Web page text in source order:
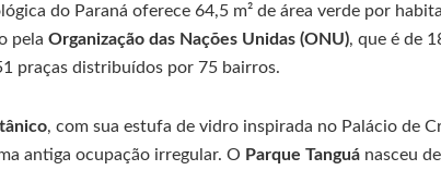
do Paraná oferece 64,5 m² de área verde por
pela Organização das Nações Unidas (ONU), que é de
praças distribuídos por 75 bairros.
, com sua estufa de vidro inspirada no Palácio de
antiga ocupação irregular. O Parque Tanguá nasceu